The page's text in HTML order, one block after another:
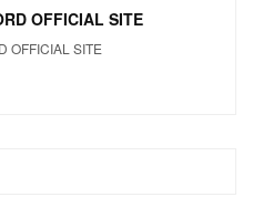
OFFICIAL SITE
OFFICIAL SITE